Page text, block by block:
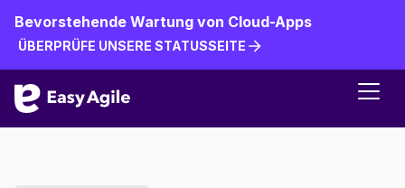
Bevorstehende Wartung von Cloud-Apps
ÜBERPRÜFE UNSERE STATUSSEITE